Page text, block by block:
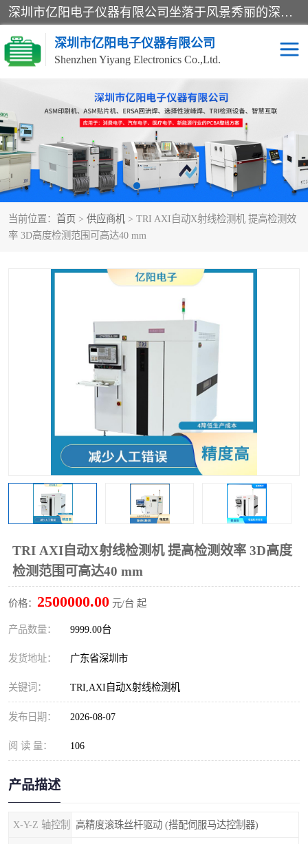
深圳市亿阳电子仪器有限公司坐落于风景秀丽的深圳市光明区，集SMT设备销售务为一体，努力为客户提供电子装配解决方案。与行业**SMT设备厂商：ASM（印刷机，锡膏检查机，贴片机），德国ERSA（爱莎）建立了稳固的代理合作关系，销售的设备一直保持**电子装配行业未来发展方向，能够满足客户各种繁杂产品的生产应用。
深圳市亿阳电子仪器有限公司
Shenzhen Yiyang Electronics Co.,Ltd.
当前位置： 首页 > 供应商机 > TRI AXI自动X射线检测机 提高检测效
率 3D高度检测范围可高达40 mm
TRI AXI自动X射线检测机 提高检测效率 3D高度
检测范围可高达40 mm
价格： 2500000.00 元/台 起
产品数量： 9999.00台
发货地址： 广东省深圳市
关键词： TRI,AXI自动X射线检测机
发布日期： 2026-08-07
阅 读 量： 106
产品描述
X-Y-Z 轴控制 高精度滚珠丝杆驱动 (搭配伺服马达控制器)
SX全自动高速贴片机 E系列中速贴片机
NeoHorizon全自动锡膏印
刷机
选择性波峰焊
VERSAFLOW-335
回流焊HOTFLOW 3/20e 波峰焊
BGA返修台HR600/2 自动光学检测TR7700QE
TR5001
自动光学检测TR7710 XS全自动高速贴片机
TX 全自动高速贴片机